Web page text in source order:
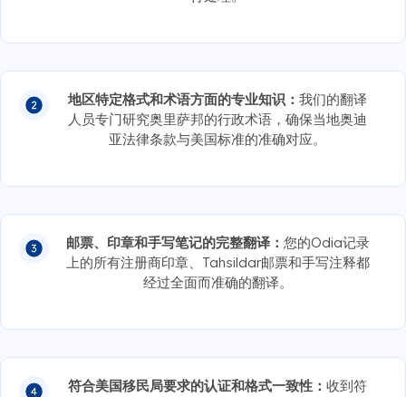
地区特定格式和术语方面的专业知识：我们的翻译
人员专门研究奥里萨邦的行政术语，确保当地奥迪
亚法律条款与美国标准的准确对应。
邮票、印章和手写笔记的完整翻译： 您的Odia记录
上的所有注册商印章、Tahsildar邮票和手写注释都
经过全面而准确的翻译。
符合美国移民局要求的认证和格式一致性：收到符